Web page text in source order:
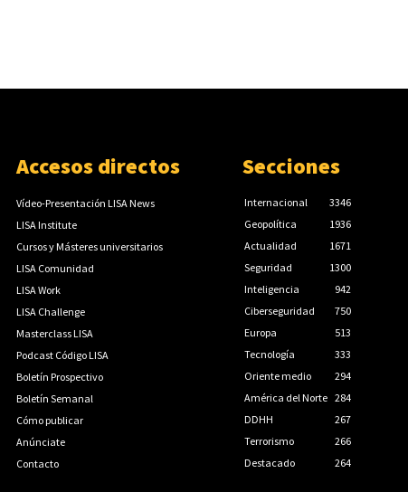
Accesos directos
Vídeo-Presentación LISA News
LISA Institute
Cursos y Másteres universitarios
LISA Comunidad
LISA Work
LISA Challenge
Masterclass LISA
Podcast Código LISA
Boletín Prospectivo
Boletín Semanal
Cómo publicar
Anúnciate
Contacto
Secciones
Internacional
3346
Geopolítica
1936
Actualidad
1671
Seguridad
1300
Inteligencia
942
Ciberseguridad
750
Europa
513
Tecnología
333
Oriente medio
294
América del Norte 284
DDHH
267
Terrorismo
266
Destacado
264